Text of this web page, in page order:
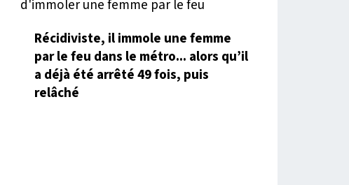
Récidiviste, il immole une femme
par le feu dans le métro... alors qu’il
a déjà été arrêté 49 fois, puis
relâché